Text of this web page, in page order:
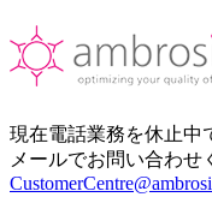
現在電話業務を休止中
メールでお問い合わせ